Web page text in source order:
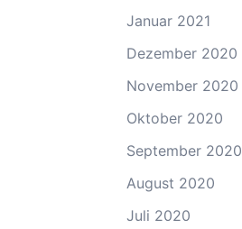
Januar 2021
Dezember 2020
November 2020
Oktober 2020
September 2020
August 2020
Juli 2020